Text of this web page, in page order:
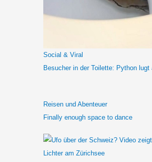
h
Social & Viral
Besucher in der Toilette: Python lugt
Reisen und Abenteuer
Finally enough space to dance